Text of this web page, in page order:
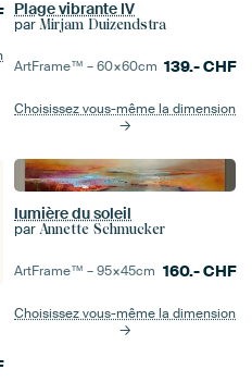
Plage vibrante IV
par Mirjam Duizendstra
ArtFrame™ –60×60cm 139.-CHF
Choisissez vous-même la dimension
lumière du soleil
par Annette Schmucker
ArtFrame™ –95×45cm 160.-CHF
Choisissez vous-même la dimension